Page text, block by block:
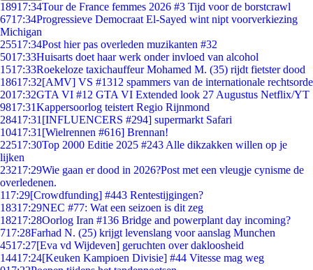
18917:34Tour de France femmes 2026 #3 Tijd voor de borstcrawl
6717:34Progressieve Democraat El-Sayed wint nipt voorverkiezing
Michigan
25517:34Post hier pas overleden muzikanten #32
5017:33Huisarts doet haar werk onder invloed van alcohol
1517:33Roekeloze taxichauffeur Mohamed M. (35) rijdt fietster dood
18617:32[AMV] VS #1312 spammers van de internationale rechtsorde
2017:32GTA VI #12 GTA VI Extended look 27 Augustus Netflix/YT
9817:31Kappersoorlog teistert Regio Rijnmond
28417:31 [INFLUENCERS #294] supermarkt Safari
10417:31 [Wielrennen #616] Brennan!
22517:30Top 2000 Editie 2025 #243 Alle dikzakken willen op je
lijken
23217:29Wie gaan er dood in 2026?Post met een vleugje cynisme de
overledenen.
117:29[Crowdfunding] #443 Rentestijgingen?
18317:29NEC #77: Wat een seizoen is dit zeg
18217:28Oorlog Iran #136 Bridge and powerplant day incoming?
717:28Farhad N. (25) krijgt levenslang voor aanslag Munchen
4517:27[Eva vd Wijdeven] geruchten over dakloosheid
14417:24[Keuken Kampioen Divisie] #44 Vitesse mag weg